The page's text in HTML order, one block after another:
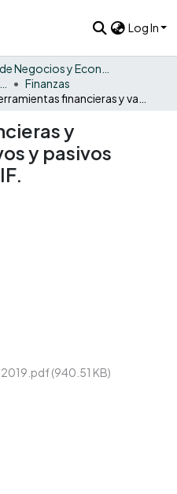
Log In
Finanzas
y
y pasivos
(940.51 KB)